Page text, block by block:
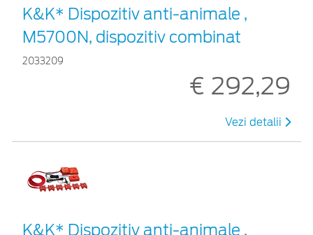
K&K* Dispozitiv anti-animale ,
M5700N, dispozitiv combinat
2033209
€ 292,29
Vezi detalii
K&K* Dispozitiv anti-animale ,